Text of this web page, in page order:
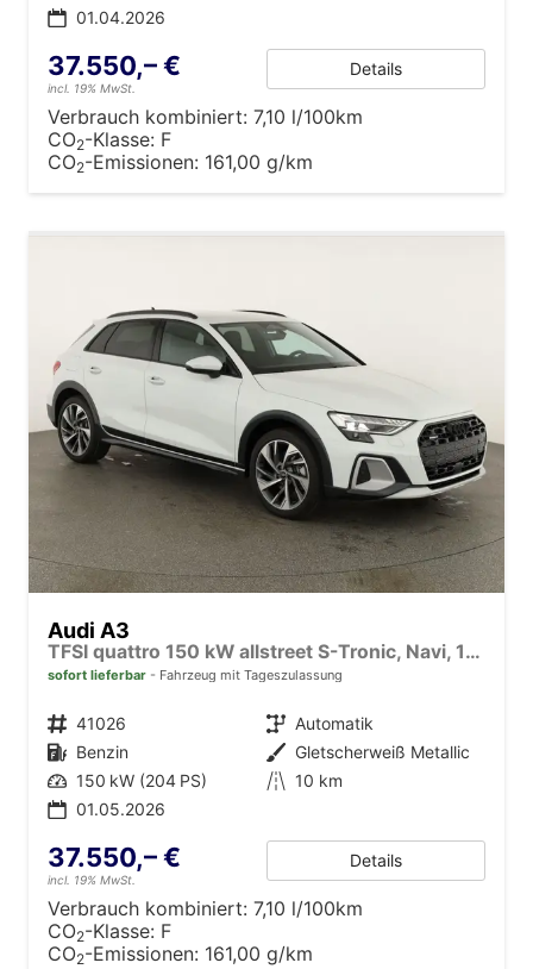
01.04.2026
37.550,– €
incl. 19% MwSt.
Details
Verbrauch kombiniert: 7,10 l/100km
CO2-Klasse: F
CO2-Emissionen: 161,00 g/km
Audi A3
TFSI quattro 150 kW allstreet S-Tronic, Navi, 18-Zoll, 5-J. Garantie
sofort lieferbar Fahrzeug mit Tageszulassung
Fahrzeugnr. 41026 Getriebe Automatik
Kraftstoff Benzin Außenfarbe Gletscherweiß Metallic
Leistung 150 kW (204 PS) Kilometerstand 10 km
01.05.2026
37.550,– €
incl. 19% MwSt.
Details
Verbrauch kombiniert: 7,10 l/100km
CO2-Klasse: F
CO2-Emissionen: 161,00 g/km